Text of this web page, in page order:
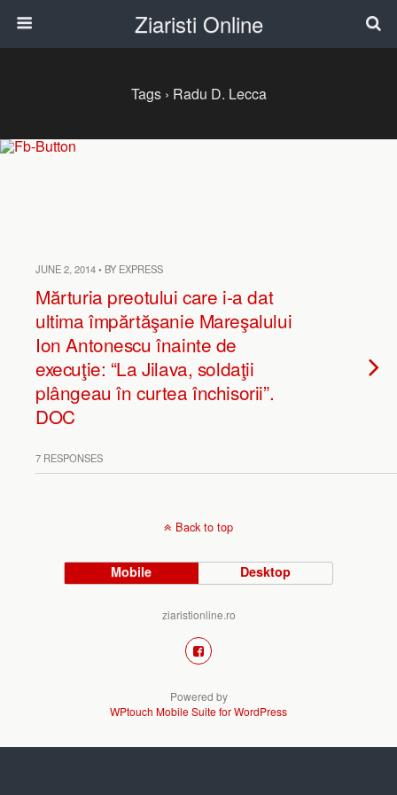
Ziaristi Online
Tags › Radu D. Lecca
JUNE 2, 2014 • BY EXPRESS
Mărturia preotului care i-a dat
ultima împărtăşanie Mareşalului
Ion Antonescu înainte de
execuţie: “La Jilava, soldaţii
plângeau în curtea închisorii”.
DOC
7 RESPONSES
Back to top
Mobile Desktop
ziaristionline.ro
Powered by
WPtouch Mobile Suite for WordPress